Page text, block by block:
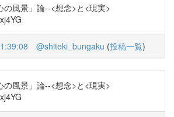
の風景」論--<想念>と<現実>
@shiteki_bungaku (投稿一覧)
の風景」論--<想念>と<現実>